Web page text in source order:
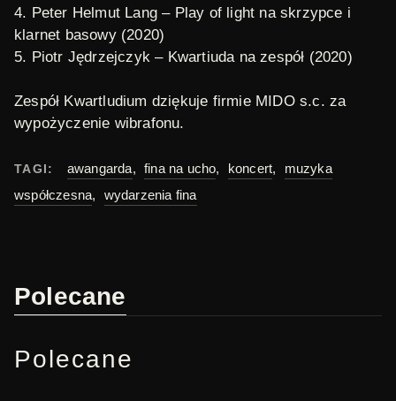
4. Peter Helmut Lang – Play of light na skrzypce i
klarnet basowy(2020)
5. Piotr Jędrzejczyk – Kwartiuda na zespół (2020)
Zespół Kwartludium dziękuje firmie MIDO s.c. za
wypożyczenie wibrafonu.
TAGI: awangarda, fina na ucho, koncert,
muzyka
współczesna, wydarzenia fina
Polecane
Polecane